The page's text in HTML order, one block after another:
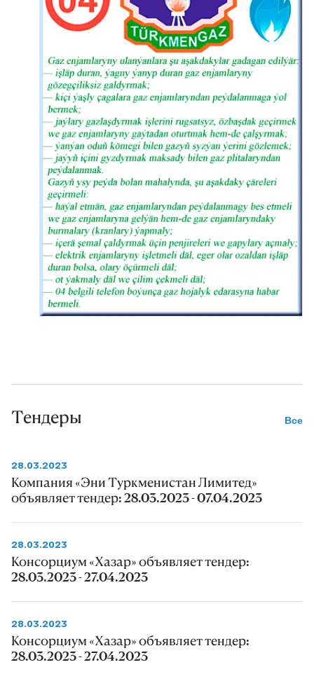
Тендеры Все
28.03.2023
Компания «Эни Туркменистан Лимитед»
объявляет тендер: 28.03.2023 - 07.04.2023
28.03.2023
Консорциум «Хазар» объявляет тендер:
28.03.2023 - 27.04.2023
28.03.2023
Консорциум «Хазар» объявляет тендер:
28.03.2023 - 27.04.2023